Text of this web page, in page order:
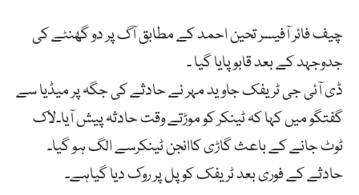
چیف فائر آفیسر تحین احمد کے مطابق آگ پر دو گھنٹے کی
جدوجہد کے بعد قابو پایا گیا ۔
ڈی آئی جی ٹریفک جاوید مہر نے حادثے کی جگہ پر میڈیا سے
گفتگو میں کہا کہ ٹینکر کو موڑتے وقت حادثہ پیش آیا۔لاک
ٹوٹ جانے کے باعث گاڑی کاانجن ٹینکرسے الگ ہو گیا۔
حادثے کے فوری بعد ٹریفک کو پل پر روک دیا گیاہے۔